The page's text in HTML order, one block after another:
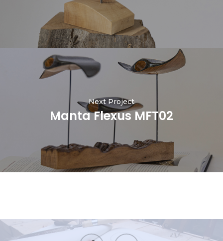
Next Project
Manta Flexus MFT02